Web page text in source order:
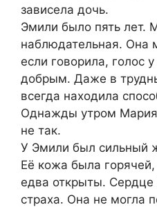
зависела дочь.
Эмили было пять лет.
наблюдательная. Она
если говорила, голос
добрым. Даже в
всегда находила
Однажды утром Мария
не так.
У Эмили был сильный
Её кожа была
едва открыты.
страха. Она не могла